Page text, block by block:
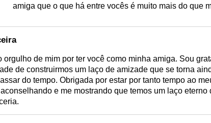
amiga que o que há entre vocês é muito mais do que
orgulho de mim por ter você como minha amiga. Sou
de construirmos um laço de amizade que se torna
do tempo. Obrigada por estar por tanto tempo ao
e me mostrando que temos um laço eterno